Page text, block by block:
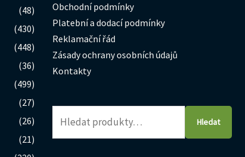
(48)
(430)
(448)
(36)
(499)
(27)
(26)
(21)
Obchodní podmínky
Platební a dodací podmínky
Reklamační řád
Zásady ochrany osobních údajů
Kontakty
Hledat